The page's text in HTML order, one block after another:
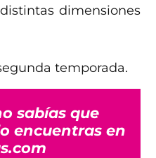
dimensiones
temporada.
sabías que
encuentras en